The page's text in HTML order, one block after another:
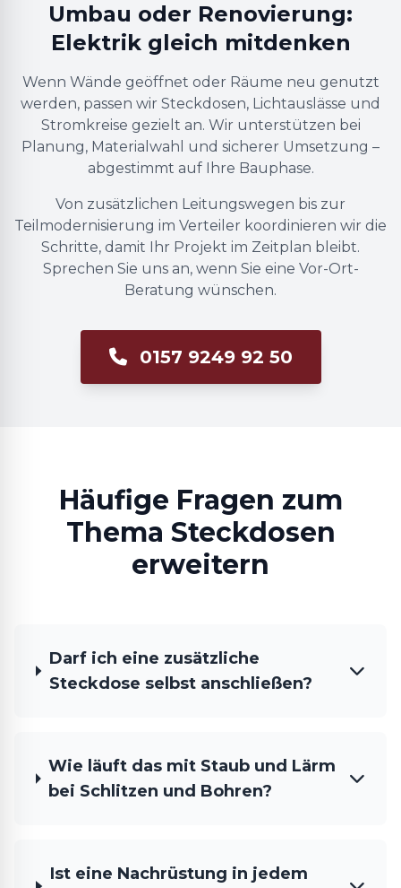
Umbau oder Renovierung:
Elektrik gleich mitdenken
Wenn Wände geöffnet oder Räume neu genutzt
werden, passen wir Steckdosen, Lichtauslässe und
Stromkreise gezielt an. Wir unterstützen bei
Planung, Materialwahl und sicherer Umsetzung –
abgestimmt auf Ihre Bauphase.
Von zusätzlichen Leitungswegen bis zur
Teilmodernisierung im Verteiler koordinieren wir die
Schritte, damit Ihr Projekt im Zeitplan bleibt.
Sprechen Sie uns an, wenn Sie eine Vor-Ort-
Beratung wünschen.
0157 9249 92 50
Häufige Fragen zum
Thema Steckdosen
erweitern
Darf ich eine zusätzliche
Steckdose selbst anschließen?
Wie läuft das mit Staub und Lärm
bei Schlitzen und Bohren?
Ist eine Nachrüstung in jedem